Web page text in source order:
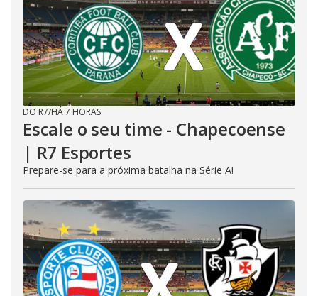
DO R7/HÁ 7 HORAS
Escale o seu time - Chapecoense
| R7 Esportes
Prepare-se para a próxima batalha na Série A!